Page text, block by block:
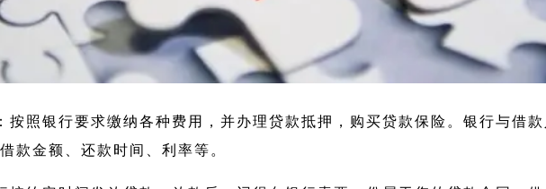
按照银行要求缴纳各种费用，并办理贷款抵押，购买贷款保险。银行与借
款金额、还款时间、利率等。